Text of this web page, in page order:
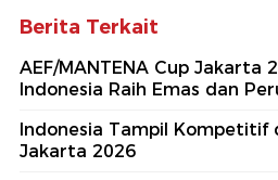
Berita Terkait
AEF/MANTENA Cup Jakarta
Indonesia Raih Emas dan
Indonesia Tampil Kompetitif
Jakarta 2026